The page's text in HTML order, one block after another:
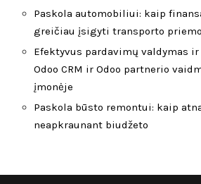
Paskola automobiliui: kaip
greičiau įsigyti transporto
Efektyvus pardavimų valdymas
Odoo CRM ir Odoo partnerio
įmonėje
Paskola būsto remontui: kaip
neapkraunant biudžeto